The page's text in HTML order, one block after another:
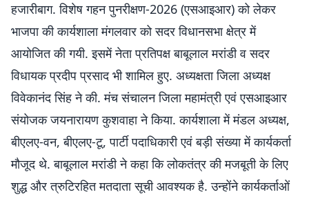
हजारीबाग. विशेष गहन पुनरीक्षण-2026 (एसआइआर) को लेकर
भाजपा की कार्यशाला मंगलवार को सदर विधानसभा क्षेत्र में
आयोजित की गयी. इसमें नेता प्रतिपक्ष बाबूलाल मरांडी व सदर
विधायक प्रदीप प्रसाद भी शामिल हुए. अध्यक्षता जिला अध्यक्ष
विवेकानंद सिंह ने की. मंच संचालन जिला महामंत्री एवं एसआइआर
संयोजक जयनारायण कुशवाहा ने किया. कार्यशाला में मंडल अध्यक्ष,
बीएलए-वन, बीएलए-टू, पार्टी पदाधिकारी एवं बड़ी संख्या में कार्यकर्ता
मौजूद थे. बाबूलाल मरांडी ने कहा कि लोकतंत्र की मजबूती के लिए
शुद्ध और त्रुटिरहित मतदाता सूची आवश्यक है. उन्होंने कार्यकर्ताओं